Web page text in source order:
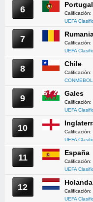
6 Portugal
Calificación:
UEFA
7 Calificación:
UEFA
8 Chile
Calificación:
9 Gales
Calificación:
UEFA
10 Calificación:
UEFA
11 España
Calificación:
UEFA
12 Holanda
Calificación:
UEFA